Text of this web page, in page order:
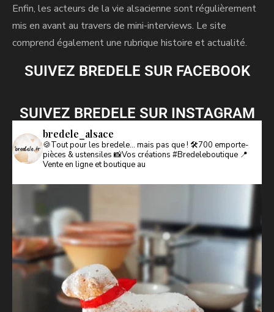
Enfin, les acteurs de la vie alsacienne sont régulièrement
mis en avant au travers de mini-interviews. Le site
comprend également une rubrique histoire et actualité.
SUIVEZ BREDELE SUR FACEBOOK
SUIVEZ BREDELE SUR INSTAGRAM
bredele_alsace
🍪Tout pour les bredele… mais pas que ! 🛠️700 emporte-
pièces & ustensiles 📸Vos créations #Bredeleboutique 📍
Vente en ligne et boutique au